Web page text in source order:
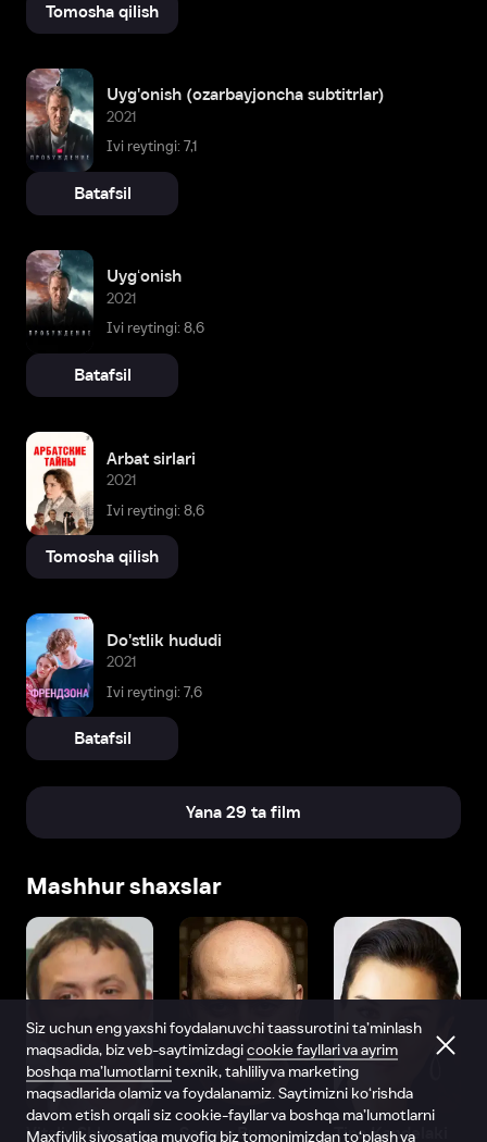
Tomosha qilish
Uyg'onish (ozarbayjoncha subtitrlar)
2021
Ivi reytingi: 7,1
Batafsil
Uygʻonish
2021
Ivi reytingi: 8,6
Batafsil
Arbat sirlari
2021
Ivi reytingi: 8,6
Tomosha qilish
Do'stlik hududi
2021
Ivi reytingi: 7,6
Batafsil
Yana 29 ta film
Mashhur shaxslar
Vitaliy Shlyappo Sergey Burunov Tina Kandelaki
Siz uchun eng yaxshi foydalanuvchi taassurotini ta’minlash
maqsadida, biz veb-saytimizdagicookie fayllari va ayrim
boshqa ma’lumotlarnitexnik, tahliliy va marketing
maqsadlarida olamiz va foydalanamiz. Saytimizni ko‘rishda
davom etish orqali siz cookie-fayllar va boshqa ma’lumotlarni
Maxfiylik siyosatiga muvofiq biz tomonimizdan to‘plash va